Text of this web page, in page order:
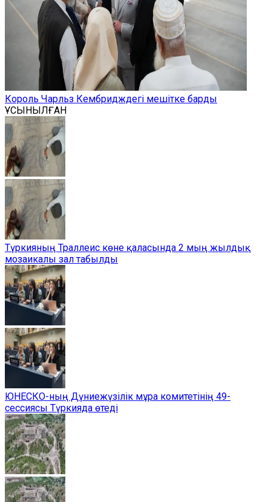
Король Чарльз Кембридждегі мешітке барды
ҰСЫНЫЛҒАН
Түркияның Траллеис көне қаласында 2 мың жылдық
мозаикалы зал табылды
ЮНЕСКО-ның Дүниежүзілік мұра комитетінің 49-
сессиясы Түркияда өтеді